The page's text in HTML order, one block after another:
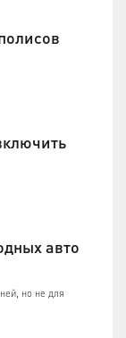
авто
но не для